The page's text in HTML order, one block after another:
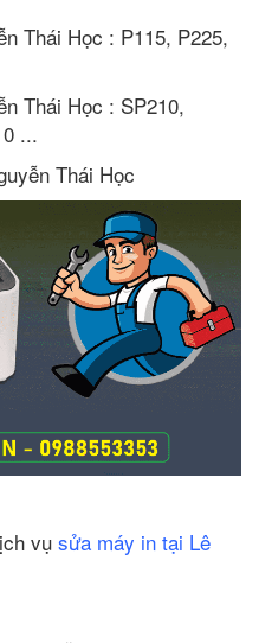
Thái Học : P115, P225,
Thái Học : SP210,
...
Thái Học
vụ sửa máy in tại Lê